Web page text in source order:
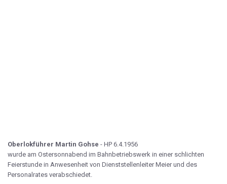
Oberlokführer Martin Gohse - HP 6.4.1956
wurde am Ostersonnabend im Bahnbetriebswerk in einer schlichten
Feierstunde in Anwesenheit von Dienststellenleiter Meier und des
Personalrates verabschiedet.